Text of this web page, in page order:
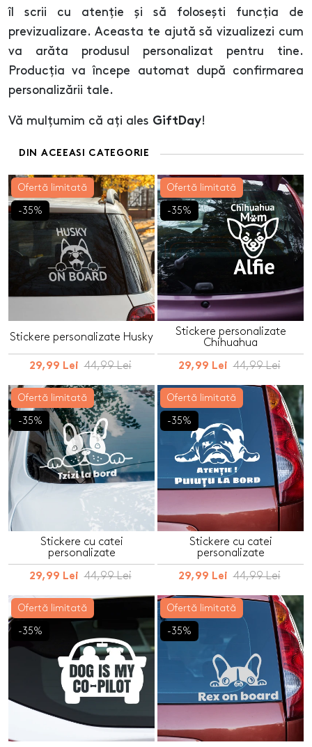
îl scrii cu atenție și să folosești funcția de
previzualizare. Aceasta te ajută să vizualizezi cum
va arăta produsul personalizat pentru tine.
Producția va începe automat după confirmarea
personalizării tale.
Vă mulțumim că ați ales GiftDay!
DIN ACEEASI CATEGORIE
Ofertă limitată
-35%
Stickere personalizate Husky
29,99 Lei 44,99 Lei
Ofertă limitată
-35%
Stickere personalizate
Chihuahua
29,99 Lei 44,99 Lei
Ofertă limitată
-35%
Stickere cu catei
personalizate
29,99 Lei 44,99 Lei
Ofertă limitată
-35%
Stickere cu catei
personalizate
29,99 Lei 44,99 Lei
Ofertă limitată
-35%
Ofertă limitată
-35%